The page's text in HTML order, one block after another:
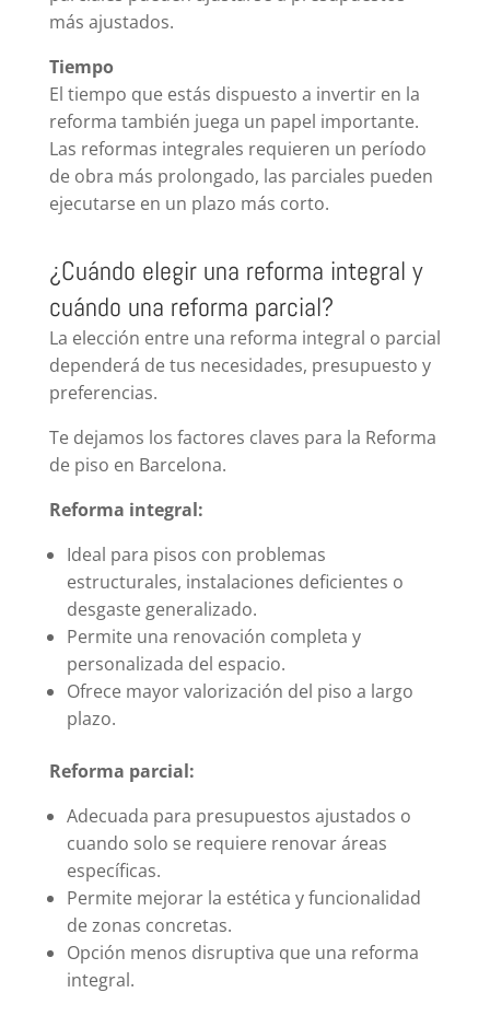
más ajustados.
Tiempo
El tiempo que estás dispuesto a invertir en la
reforma también juega un papel importante.
Las reformas integrales requieren un período
de obra más prolongado, las parciales pueden
ejecutarse en un plazo más corto.
¿Cuándo elegir una reforma integral y
cuándo una reforma parcial?
La elección entre una reforma integral o parcial
dependerá de tus necesidades, presupuesto y
preferencias.
Te dejamos los factores claves para la Reforma
de piso en Barcelona.
Reforma integral:
Ideal para pisos con problemas
estructurales, instalaciones deficientes o
desgaste generalizado.
Permite una renovación completa y
personalizada del espacio.
Ofrece mayor valorización del piso a largo
plazo.
Reforma parcial:
Adecuada para presupuestos ajustados o
cuando solo se requiere renovar áreas
específicas.
Permite mejorar la estética y funcionalidad
de zonas concretas.
Opción menos disruptiva que una reforma
integral.